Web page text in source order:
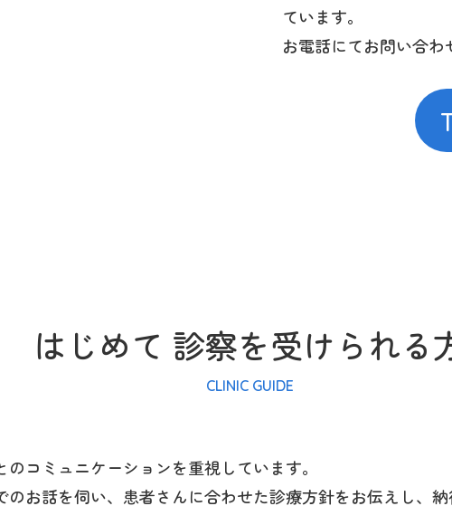
ています。
お電話にてお問い合わ
はじめて 診察を受けられる
CLINIC GUIDE
コミュニケーションを重視しています。
お話を伺い、患者さんに合わせた診療方針をお伝えし、